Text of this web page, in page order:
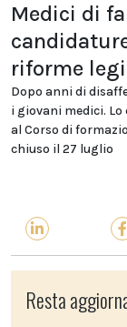
Medici di
riforme
Dopo anni di
i giovani medici.
al Corso di
chiuso il 27 luglio
Resta